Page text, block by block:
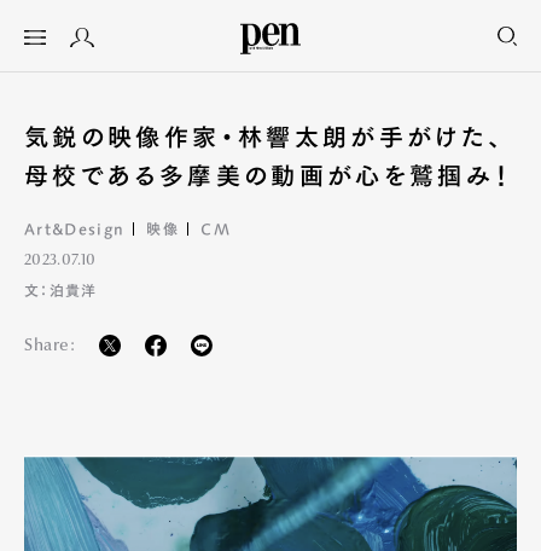
気鋭の映像作家・林響太朗が手がけた、
母校である多摩美の動画が心を鷲掴み！
Art&Design 映像 CM
2023.07.10
文：泊貴洋
Share: